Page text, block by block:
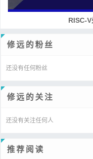
RISC-
修远的粉丝
还没有任何粉丝
修远的关注
还没有关注任何人
推荐阅读